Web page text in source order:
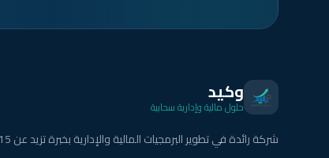
وكيد
حلول مالية وإدارية سحابية
شركة رائدة في تطوير البرمجيات المالية والإدارية بخبرة تزيد عن 15 عاماً.